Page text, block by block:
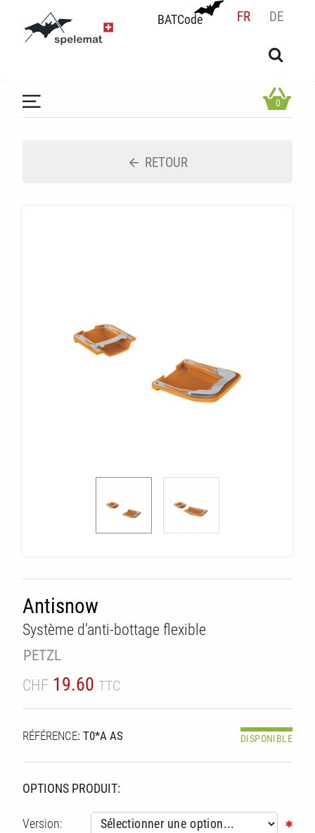
BATCode FR DE
BATCode
OK
0
RETOUR
Antisnow
Système d’anti-bottage flexible
PETZL
CHF 19.60 TTC
RÉFÉRENCE: T0*A AS DISPONIBLE
OPTIONS PRODUIT:
Version: